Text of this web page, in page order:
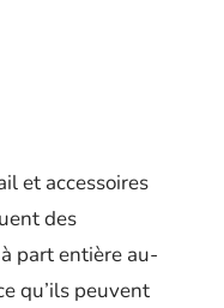
et accessoires
des
part entière au-
qu’ils peuvent